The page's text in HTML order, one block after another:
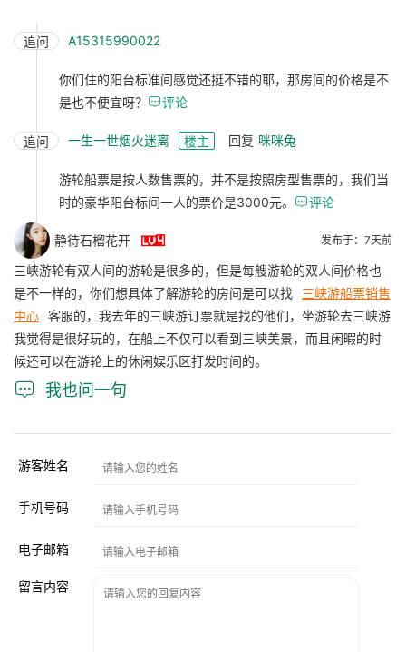
追问 A15315990022
你们住的阳台标准间感觉还挺不错的耶，那房间的价格是不
是也不便宜呀？ 评论
追问 一生一世烟火迷离 楼主 回复 咪咪兔
游轮船票是按人数售票的，并不是按照房型售票的，我们当
时的豪华阳台标间一人的票价是3000元。 评论
静待石榴花开  发布于：7天前
三峡游轮有双人间的游轮是很多的，但是每艘游轮的双人间价格也
是不一样的，你们想具体了解游轮的房间是可以找
三峡游船票销售
中心 客服的，我去年的三峡游订票就是找的他们，坐游轮去三峡游
我觉得是很好玩的，在船上不仅可以看到三峡美景，而且闲暇的时
候还可以在游轮上的休闲娱乐区打发时间的。
 我也问一句
游客姓名
手机号码
电子邮箱
留言内容